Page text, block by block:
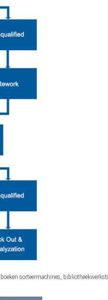
sorteermachines,